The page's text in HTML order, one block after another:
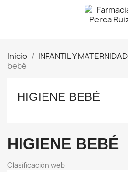
Inicio INFANTIL Y MATERNIDAD
bebé
HIGIENE BEBÉ
HIGIENE BEBÉ
Clasificación web